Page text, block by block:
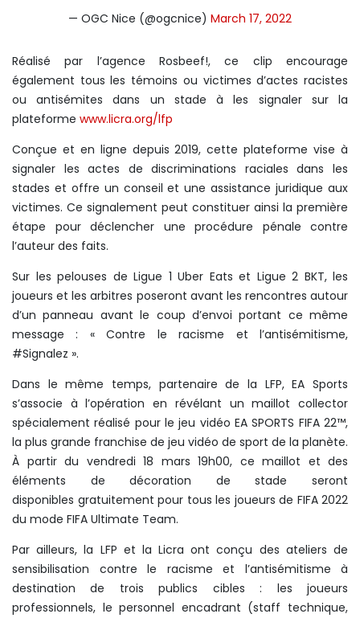
— OGC Nice (@ogcnice) March 17, 2022
Réalisé par l’agence Rosbeef!, ce clip encourage
également tous les témoins ou victimes d’actes racistes
ou antisémites dans un stade à les signaler sur la
plateforme www.licra.org/lfp
Conçue et en ligne depuis 2019, cette plateforme vise à
signaler les actes de discriminations raciales dans les
stades et offre un conseil et une assistance juridique aux
victimes. Ce signalement peut constituer ainsi la première
étape pour déclencher une procédure pénale contre
l’auteur des faits.
Sur les pelouses de Ligue 1 Uber Eats et Ligue 2 BKT, les
joueurs et les arbitres poseront avant les rencontres autour
d’un panneau avant le coup d’envoi portant ce même
message : « Contre le racisme et l’antisémitisme,
#Signalez ».
Dans le même temps, partenaire de la LFP, EA Sports
s’associe à l’opération en révélant un maillot collector
spécialement réalisé pour le jeu vidéo EA SPORTS FIFA 22™,
la plus grande franchise de jeu vidéo de sport de la planète.
À partir du vendredi 18 mars 19h00, ce maillot et des
éléments de décoration de stade seront
disponibles gratuitement pour tous les joueurs de FIFA 2022
du mode FIFA Ultimate Team.
Par ailleurs, la LFP et la Licra ont conçu des ateliers de
sensibilisation contre le racisme et l’antisémitisme à
destination de trois publics cibles : les joueurs
professionnels, le personnel encadrant (staff technique,